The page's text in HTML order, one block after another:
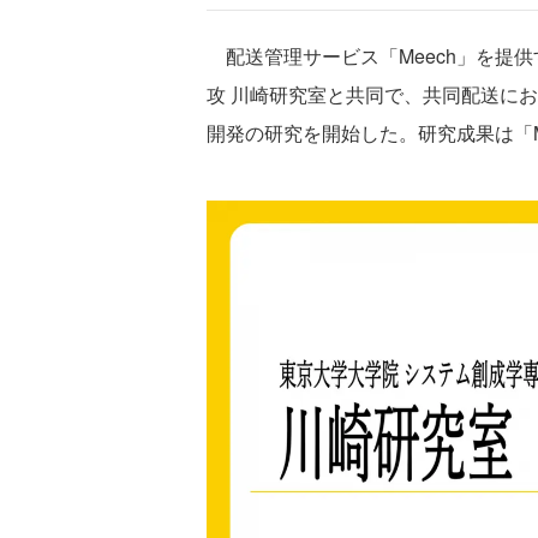
配送管理サービス「Meech」を提
攻 川崎研究室と共同で、共同配送に
開発の研究を開始した。研究成果は